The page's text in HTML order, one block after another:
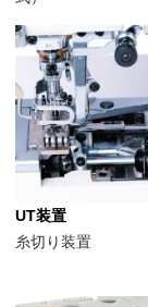
UT装置
糸切り装置